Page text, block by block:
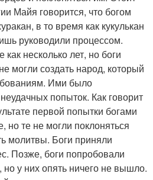
Майя говорится, что богом
в то время как кукулькан
руководили процессом.
несколько лет, но боги
могли создать народ, который
Ими было
попыток. Как говорит
первой попытки богами
те не могли поклоняться
молитвы. Боги приняли
Позже, боги попробовали
но у них опять ничего не вышло.